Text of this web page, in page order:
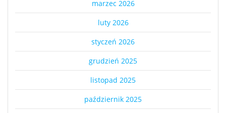
marzec 2026
luty 2026
styczeń 2026
grudzień 2025
listopad 2025
październik 2025